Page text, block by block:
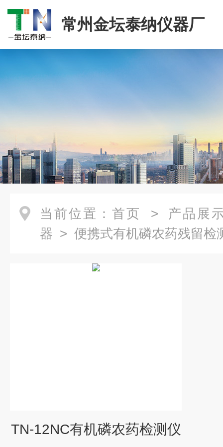
常州金坛泰纳仪器厂
当前位置： 首页 > 产品展
器 > 便携式有机磷农药残留检
TN-12NC有机磷农药检测仪